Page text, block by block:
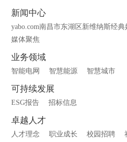
新闻中心
yabo.com南昌市东湖区新维纳斯经
媒体聚焦
业务领域
智能电网 智慧能源 智慧城市
可持续发展
ESG报告 招标信息
卓越人才
人才理念 职业成长 校园招聘